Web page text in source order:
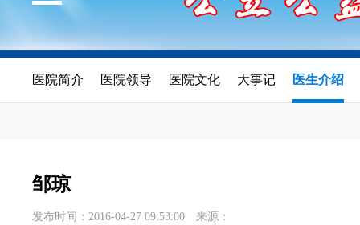
医院简介 医院领导 医院文化 大事记 医生介绍
邹琼
发布时间：2016-04-27 09:53:00 来源：